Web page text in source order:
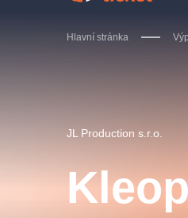
Hlavní stránka
JL Production s.r.o.